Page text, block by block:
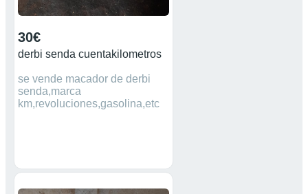
30€
derbi senda cuentakilometros
se vende macador de derbi
senda,marca
km,revoluciones,gasolina,etc